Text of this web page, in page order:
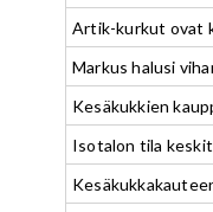
Artik-kurkut ovat
Markus halusi
Kesäkukkien
Isotalon tila